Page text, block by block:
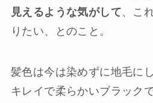
見えるような気がして、こ
りたい、とのこと。
髪色は今は染めずに地毛に
キレイで柔らかいブラック